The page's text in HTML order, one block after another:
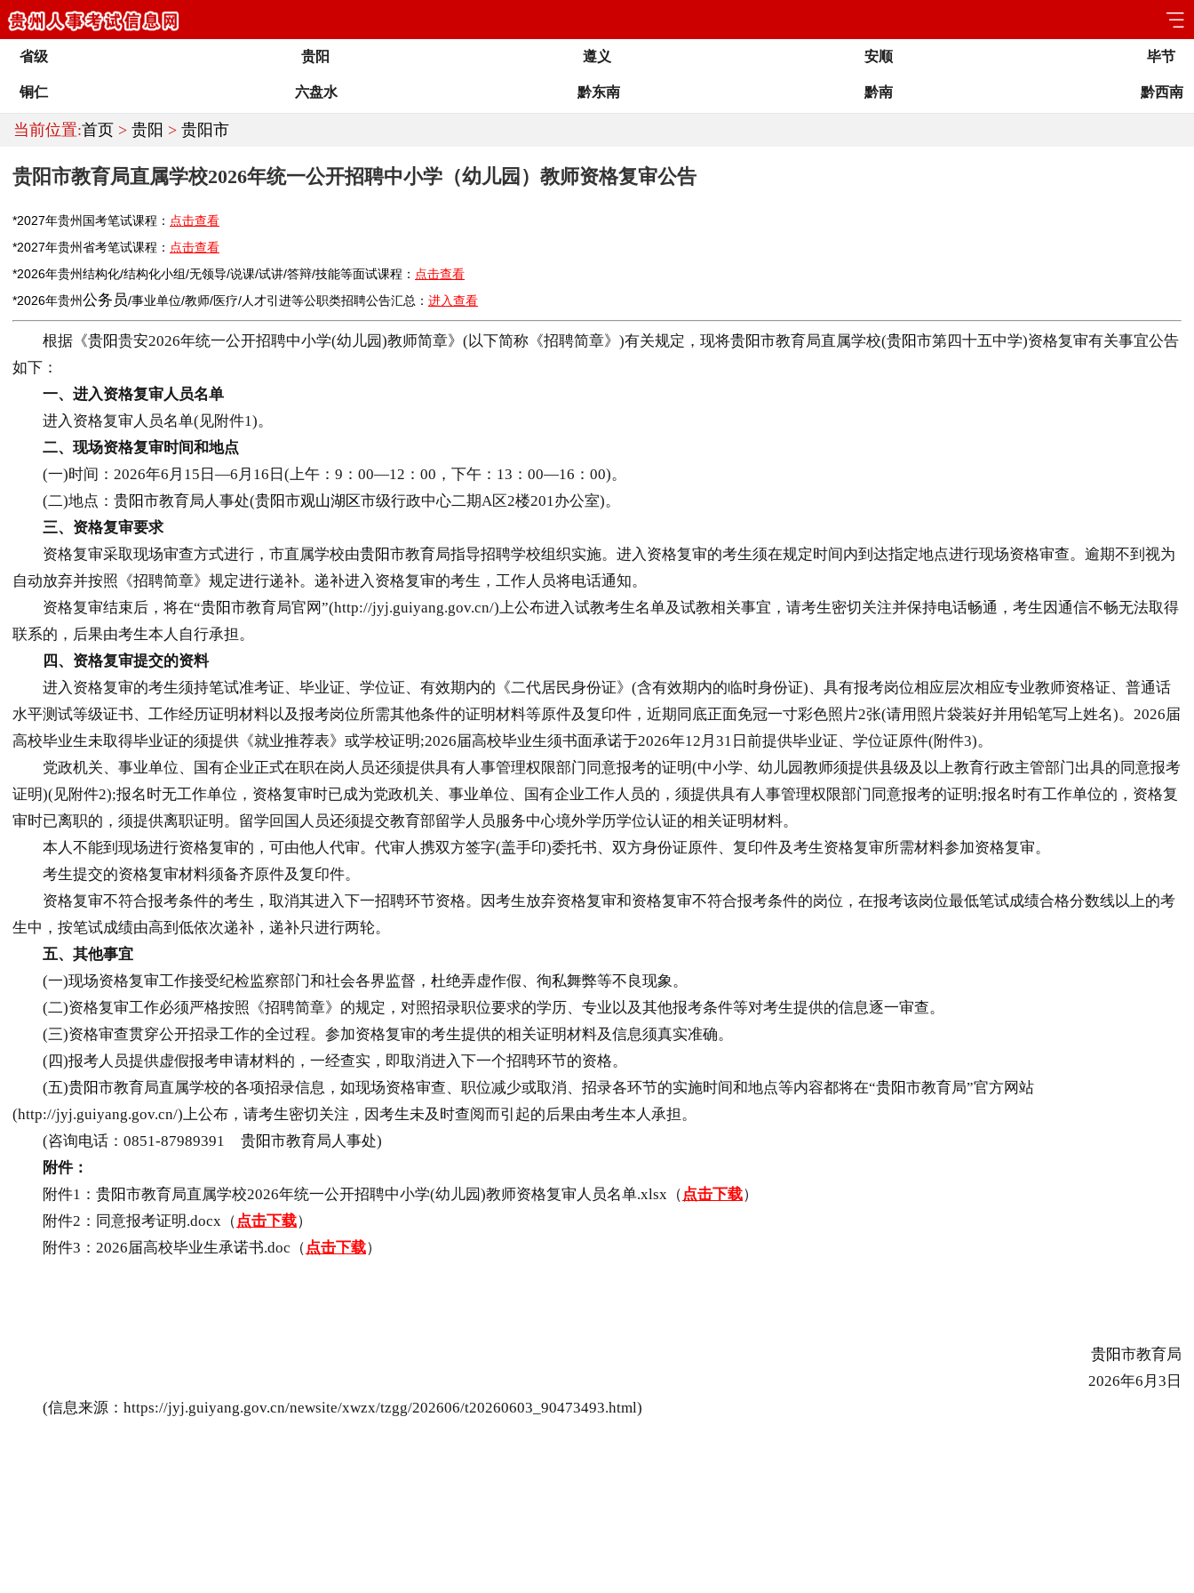
省级 贵阳 遵义 安顺 毕节
铜仁 六盘水 黔东南 黔南 黔西南
当前位置:首页 > 贵阳 > 贵阳市
贵阳市教育局直属学校2026年统一公开招聘中小学（幼儿园）教师资格复审公告
*2027年贵州 国考笔试课程： 点击查看
*2027年贵州省考笔试课程： 点击查看
*2026年贵州结构化/结构化小组/无领导/说课/试讲/答辩/技能等面试课程： 点击查看
*2026年贵州公务员/事业单位/教师/医疗/人才引进等公职类招聘公告汇总： 进入查看
根据《贵阳贵安2026年统一公开招聘中小学(幼儿园)教师简章》(以下简称《招聘简章》)有关规定，现将贵阳市教育局直属学校(贵阳市第四十五中学)资格复审有关事宜公告
如下：
一、进入资格复审人员名单
进入资格复审人员名单(见附件1)。
二、现场资格复审时间和地点
(一)时间：2026年6月15日—6月16日(上午：9：00—12：00，下午：13：00—16：00)。
(二)地点： 贵阳市教育局人事处(贵阳市观山湖区市级行政中心二期A区2楼201办公室)。
三、资格复审要求
资格复审采取现场审查方式进行，市直属学校由贵阳市教育局指导招聘学校组织实施。进入资格复审的考生须在规定时间内到达指定地点进行现场资格审查。逾期不到视为
自动放弃并按照《招聘简章》规定进行递补。递补进入资格复审的考生，工作人员将电话通知。
资格复审结束后，将在“贵阳市教育局官网”(http://jyj.guiyang.gov.cn/)上公布进入试教考生名单及试教相关事宜，请考生密切关注并保持电话畅通，考生因通信不畅无法取得
联系的，后果由考生本人自行承担。
四、资格复审提交的资料
进入资格复审的考生须持笔试准考证、毕业证、学位证、有效期内的《二代居民身份证》(含有效期内的临时身份证)、具有报考岗位相应层次相应专业教师资格证、普通话
水平测试等级证书、工作经历证明材料以及报考岗位所需其他条件的证明材料等原件及复印件，近期同底正面免冠一寸彩色照片2张(请用照片袋装好并用铅笔写上姓名)。2026届
高校毕业生未取得毕业证的须提供《就业推荐表》或学校证明;2026届高校毕业生须书面承诺于2026年12月31日前提供毕业证、学位证原件(附件3)。
党政机关、事业单位、国有企业正式在职在岗人员还须提供具有人事管理权限部门同意报考的证明(中小学、幼儿园教师须提供县级及以上教育行政主管部门出具的同意报考
证明)(见附件2);报名时无工作单位，资格复审时已成为党政机关、事业单位、国有企业工作人员的，须提供具有人事管理权限部门同意报考的证明;报名时有工作单位的，资格复
审时已离职的，须提供离职证明。留学回国人员还须提交教育部留学人员服务中心境外学历学位认证的相关证明材料。
本人不能到现场进行资格复审的，可由他人代审。代审人携双方签字(盖手印)委托书、双方身份证原件、复印件及考生资格复审所需材料参加资格复审。
考生提交的资格复审材料须备齐原件及复印件。
资格复审不符合报考条件的考生，取消其进入下一招聘环节资格。因考生放弃资格复审和资格复审不符合报考条件的岗位，在报考该岗位最低笔试成绩合格分数线以上的考
生中，按笔试成绩由高到低依次递补，递补只进行两轮。
五、其他事宜
(一)现场资格复审工作接受纪检监察部门和社会各界监督，杜绝弄虚作假、徇私舞弊等不良现象。
(二)资格复审工作必须严格按照《招聘简章》的规定，对照招录职位要求的学历、专业以及其他报考条件等对考生提供的信息逐一审查。
(三)资格审查贯穿公开招录工作的全过程。参加资格复审的考生提供的相关证明材料及信息须真实准确。
(四)报考人员提供虚假报考申请材料的，一经查实，即取消进入下一个招聘环节的资格。
(五)贵阳市教育局直属学校的各项招录信息，如现场资格审查、职位减少或取消、招录各环节的实施时间和地点等内容都将在“贵阳市教育局”官方网站
(http://jyj.guiyang.gov.cn/)上公布，请考生密切关注，因考生未及时查阅而引起的后果由考生本人承担。
(咨询电话：0851-87989391 贵阳市教育局人事处)
附件：
附件1： 贵阳市教育局直属学校2026年统一公开招聘中小学(幼儿园)教师资格复审人员名单.xlsx（ 点击下载）
附件2：同意报考证明.docx（ 点击下载）
附件3：2026届高校毕业生承诺书.doc（ 点击下载）
贵阳市教育局
2026年6月3日
(信息来源：https://jyj.guiyang.gov.cn/newsite/xwzx/tzgg/202606/t20260603_90473493.html)